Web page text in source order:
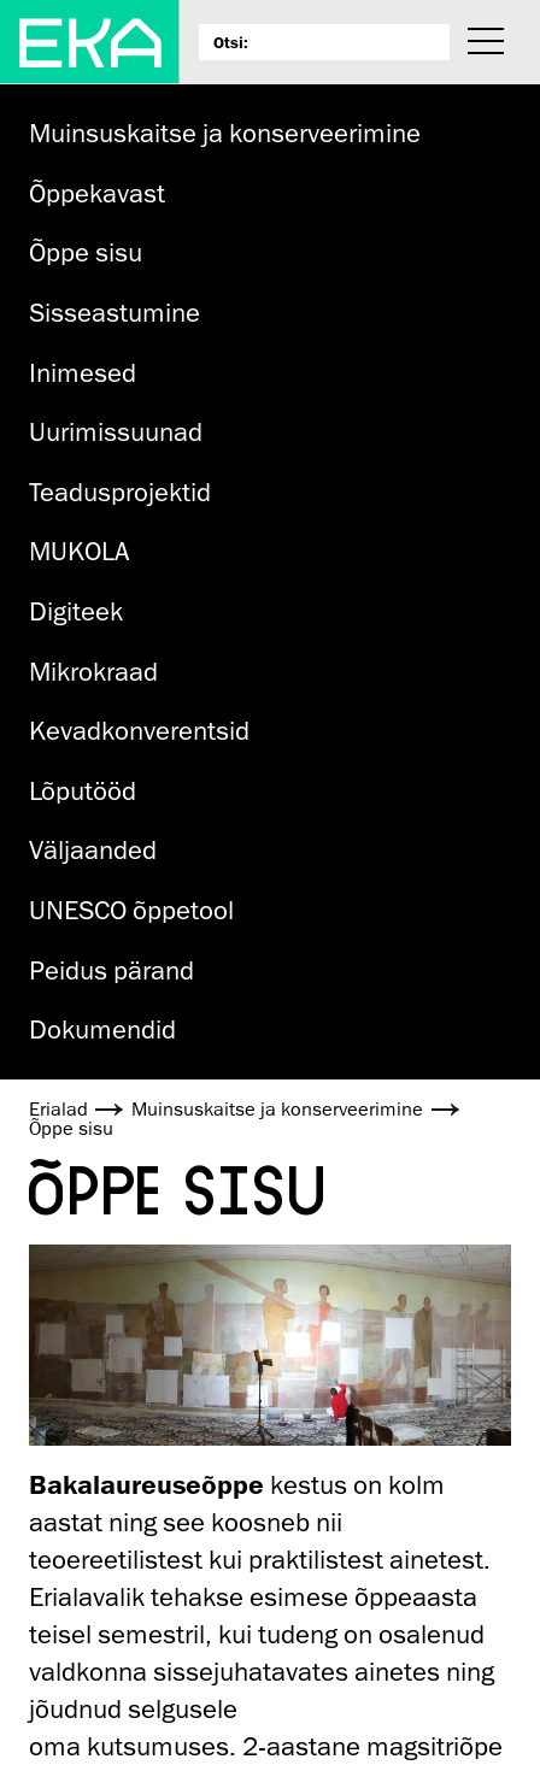
Muinsuskaitse ja konserveerimine
Õppekavast
Õppe sisu
Sisseastumine
Inimesed
Uurimissuunad
Teadusprojektid
MUKOLA
Digiteek
Mikrokraad
Kevadkonverentsid
Lõputööd
Väljaanded
UNESCO õppetool
Peidus pärand
Dokumendid
Erialad
Muinsuskaitse ja konserveerimine
Õppe sisu
ÕPPE SISU
Bakalaureuseõppe kestus on kolm
aastat ning see koosneb nii
teoereetilistest kui praktilistest ainetest.
Erialavalik tehakse esimese õppeaasta
teisel semestril, kui tudeng on osalenud
valdkonna sissejuhatavates ainetes ning
jõudnud selgusele
oma kutsumuses. 2-aastane magsitriõpe